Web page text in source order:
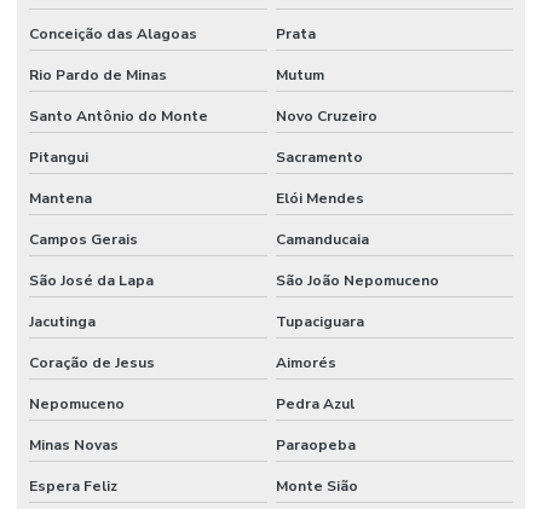
Conceição das Alagoas Prata
Rio Pardo de Minas Mutum
Santo Antônio do Monte Novo Cruzeiro
Pitangui Sacramento
Mantena Elói Mendes
Campos Gerais Camanducaia
São José da Lapa São João Nepomuceno
Jacutinga Tupaciguara
Coração de Jesus Aimorés
Nepomuceno Pedra Azul
Minas Novas Paraopeba
Espera Feliz Monte Sião